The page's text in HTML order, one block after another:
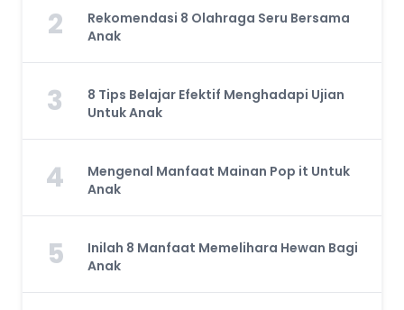
2
Rekomendasi 8 Olahraga Seru Bersama
Anak
3
8 Tips Belajar Efektif Menghadapi Ujian
Untuk Anak
4
Mengenal Manfaat Mainan Pop it Untuk
Anak
5
Inilah 8 Manfaat Memelihara Hewan Bagi
Anak